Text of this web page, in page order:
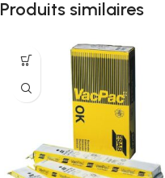
Produits similaires